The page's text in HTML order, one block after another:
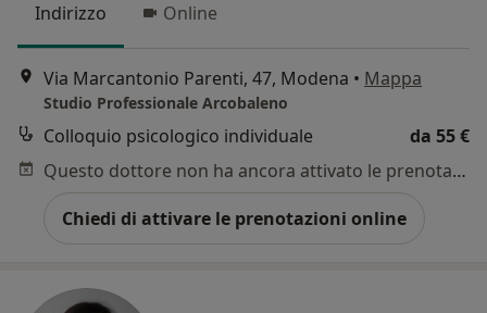
Indirizzo Online
Via Marcantonio Parenti, 47, Modena • Mappa
Studio Professionale Arcobaleno
Colloquio psicologico individuale
da 55 €
Questo dottore non ha ancora attivato le prenotazioni online presso questo indirizzo.
Chiedi di attivare le prenotazioni online